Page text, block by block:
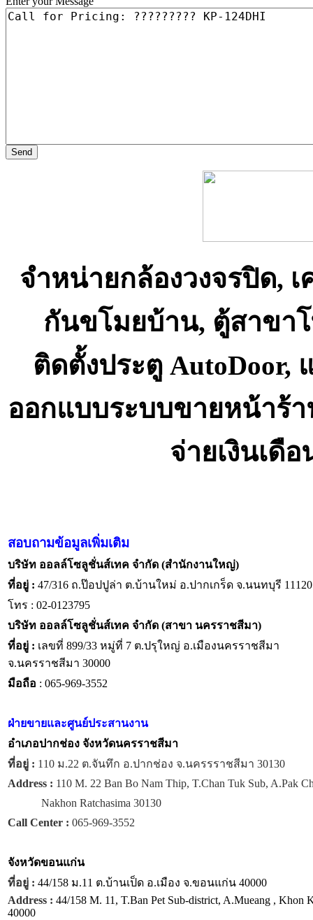
จำหน่ายกล้องวงจรปิด,
กันขโมยบ้าน, ตู้สาขา
ติดตั้งประตู AutoDoor,
ออกแบบระบบขายหน้าร้า
จ่ายเงินเดื
สอบถามข้อมูลเพิ่มเติม
บริษัท ออลล์โซลูชั่นส์เทค จำกัด (สำนักงานใหญ่)
ที่อยู่ : 47/316 ถ.ป๊อปปูล่า ต.บ้านใหม่ อ.ปากเกร็ด จ.นนทบุรี 11120
โทร : 02-0123795
บริษัท ออลล์โซลูชั่นส์เทค จำกัด (สาขา นครราชสีมา)
ที่อยู่ : เลขที่ 899/33 หมู่ที่ 7 ต.ปรุใหญ่ อ.เมืองนครราชสีมา
จ.นครราชสีมา 30000
มือถือ : 065-969-3552
ฝ่ายขายและศูนย์ประสานงาน
อำเภอปากช่อง จังหวัดนครราชสีมา
ที่อยู่ : 110 ม.22 ต.จันทึก อ.ปากช่อง จ.นครรราชสีมา 30130
Address : 110 M. 22 Ban Bo Nam Thip, T.Chan Tuk Sub, A.Pak
Nakhon Ratchasima 30130
Call Center : 065-969-3552
จังหวัดขอนแก่น
ที่อยู่ : 44/158 ม.11 ต.บ้านเป็ด อ.เมือง จ.ขอนแก่น 40000
Address : 44/158 M. 11, T.Ban Pet Sub-district, A.Mueang , Khon
40000